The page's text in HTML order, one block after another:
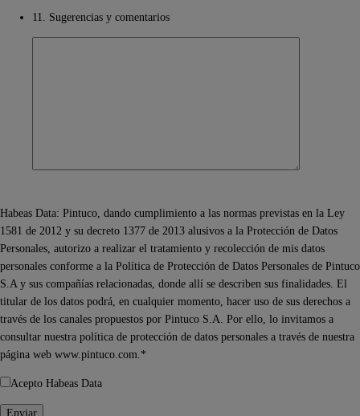
11. Sugerencias y comentarios
Habeas Data: Pintuco, dando cumplimiento a las normas previstas en la Ley
1581 de 2012 y su decreto 1377 de 2013 alusivos a la Protección de Datos
Personales, autorizo a realizar el tratamiento y recolección de mis datos
personales conforme a la Política de Protección de Datos Personales de Pintuco
S.A y sus compañías relacionadas, donde allí se describen sus finalidades. El
titular de los datos podrá, en cualquier momento, hacer uso de sus derechos a
través de los canales propuestos por Pintuco S.A. Por ello, lo invitamos a
consultar nuestra política de protección de datos personales a través de nuestra
página web www.pintuco.com.*
Acepto Habeas Data